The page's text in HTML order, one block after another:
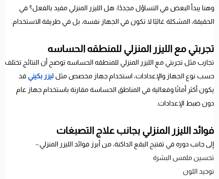
وهنا يبدأ البعض في التساؤل مجددًا: هل الليزر المنزلي مفيد بالفعل؟ في
الحقيقة، المشكلة غالبًا لا تكون في الجهاز نفسه، بل في طريقة الاستخدام.
تجربتي مع الليزر المنزلي للمنطقه الحساسه
تجارب مثل تجربتي مع الليزر المنزلي للمنطقه الحساسه توضح أن النتائج تختلف
حسب نوع الجهاز والإعدادات، استخدام جهاز مخصص مثل ليزر بكيني قد
يكون أكثر أمانًا وفعالية في المناطق الحساسة مقارنة باستخدام جهاز عام
دون ضبط الإعدادات.
فوائد الليزر المنزلي بجانب علاج التصبغات
إلى جانب دوره في تفتيح البقع الداكنة، من أبرز فوائد الليزر المنزلي:-
تحسين ملمس البشرة
توحيد اللون